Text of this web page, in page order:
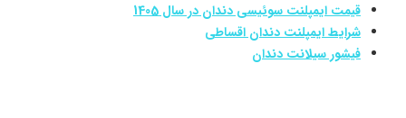
قیمت ایمپلنت سوئیسی دندان در سال 1405
شرایط ایمپلنت دندان اقساطی
فیشور سیلانت دندان